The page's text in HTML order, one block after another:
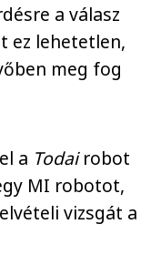
a válasz
ez lehetetlen,
meg fog
a Todairobot
MI robotot,
vizsgát a